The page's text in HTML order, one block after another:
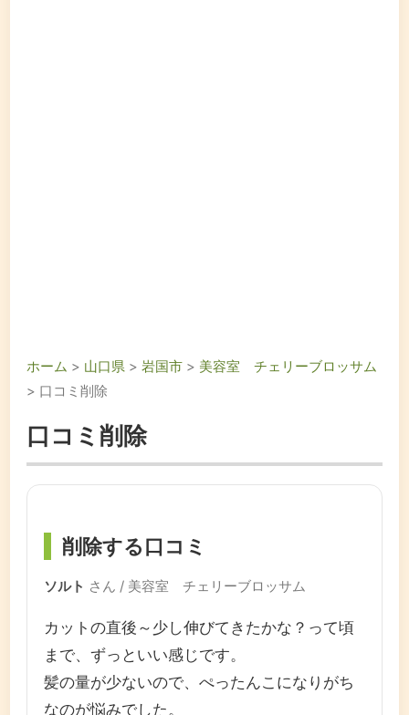
ホーム > 山口県 >岩国市 > 美容室 チェリーブロッサム
> 口コミ削除
口コミ削除
削除する口コミ
ソルト さん / 美容室 チェリーブロッサム
カットの直後～少し伸びてきたかな？って頃
まで、ずっといい感じです。
髪の量が少ないので、ぺったんこになりがち
なのが悩みでした。